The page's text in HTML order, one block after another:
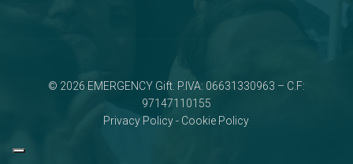
© 2026 EMERGENCY Gift. P.IVA: 06631330963 – C.F:
97147110155
Privacy Policy- Cookie Policy